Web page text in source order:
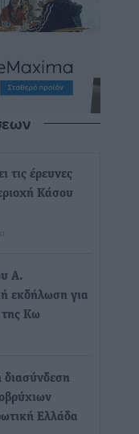
τις έρευνες
Κάσου
Α.
εκδήλωση για
της Κω
διασύνδεση
Ελλάδα